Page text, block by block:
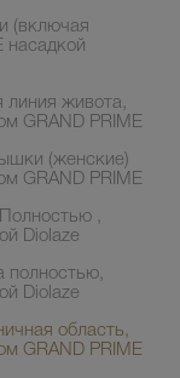
(включая
насадкой
линия живота,
GRAND PRIME
(женские)
GRAND PRIME
,
Diolaze
полностью,
Diolaze
область,
GRAND PRIME